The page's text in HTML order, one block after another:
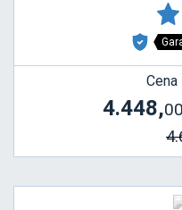
4.448,00